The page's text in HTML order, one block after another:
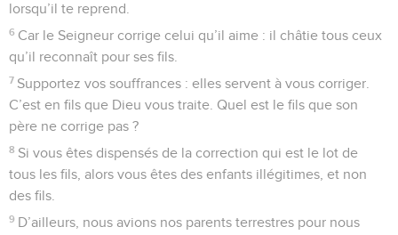
lorsqu’il te reprend.
6 Car le Seigneur corrige celui qu’il aime : il châtie tous ceux
qu’il reconnaît pour ses fils.
7 Supportez vos souffrances : elles servent à vous corriger.
C’est en fils que Dieu vous traite. Quel est le fils que son
père ne corrige pas ?
8 Si vous êtes dispensés de la correction qui est le lot de
tous les fils, alors vous êtes des enfants illégitimes, et non
des fils.
9 D’ailleurs, nous avions nos parents terrestres pour nous